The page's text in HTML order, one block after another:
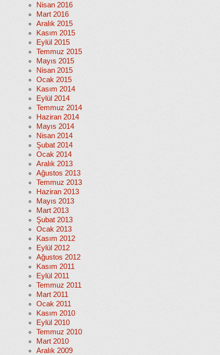
Nisan 2016
Mart 2016
Aralık 2015
Kasım 2015
Eylül 2015
Temmuz 2015
Mayıs 2015
Nisan 2015
Ocak 2015
Kasım 2014
Eylül 2014
Temmuz 2014
Haziran 2014
Mayıs 2014
Nisan 2014
Şubat 2014
Ocak 2014
Aralık 2013
Ağustos 2013
Temmuz 2013
Haziran 2013
Mayıs 2013
Mart 2013
Şubat 2013
Ocak 2013
Kasım 2012
Eylül 2012
Ağustos 2012
Kasım 2011
Eylül 2011
Temmuz 2011
Mart 2011
Ocak 2011
Kasım 2010
Eylül 2010
Temmuz 2010
Mart 2010
Aralık 2009